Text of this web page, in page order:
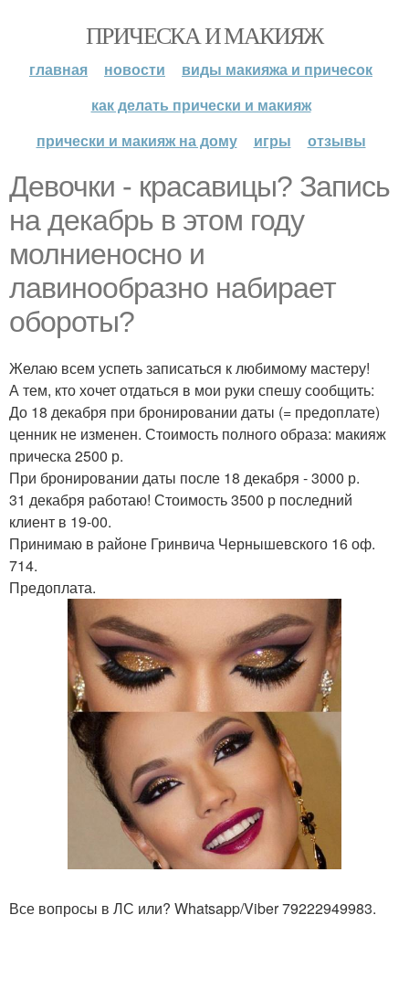
ПРИЧЕСКА И МАКИЯЖ
главная новости
виды макияжа и причесок
как делать прически и макияж
прически и макияж на дому
игры отзывы
Девочки - красавицы? Запись
на декабрь в этом году
молниеносно и
лавинообразно набирает
обороты?
Желаю всем успеть записаться к любимому мастеру!
А тем, кто хочет отдаться в мои руки спешу сообщить:
До 18 декабря при бронировании даты (= предоплате)
ценник не изменен. Стоимость полного образа: макияж
прическа 2500 р.
При бронировании даты после 18 декабря - 3000 р.
31 декабря работаю! Стоимость 3500 р последний
клиент в 19-00.
Принимаю в районе Гринвича Чернышевского 16 оф.
714.
Предоплата.
Все вопросы в ЛС или? Whatsapp/Viber 79222949983.